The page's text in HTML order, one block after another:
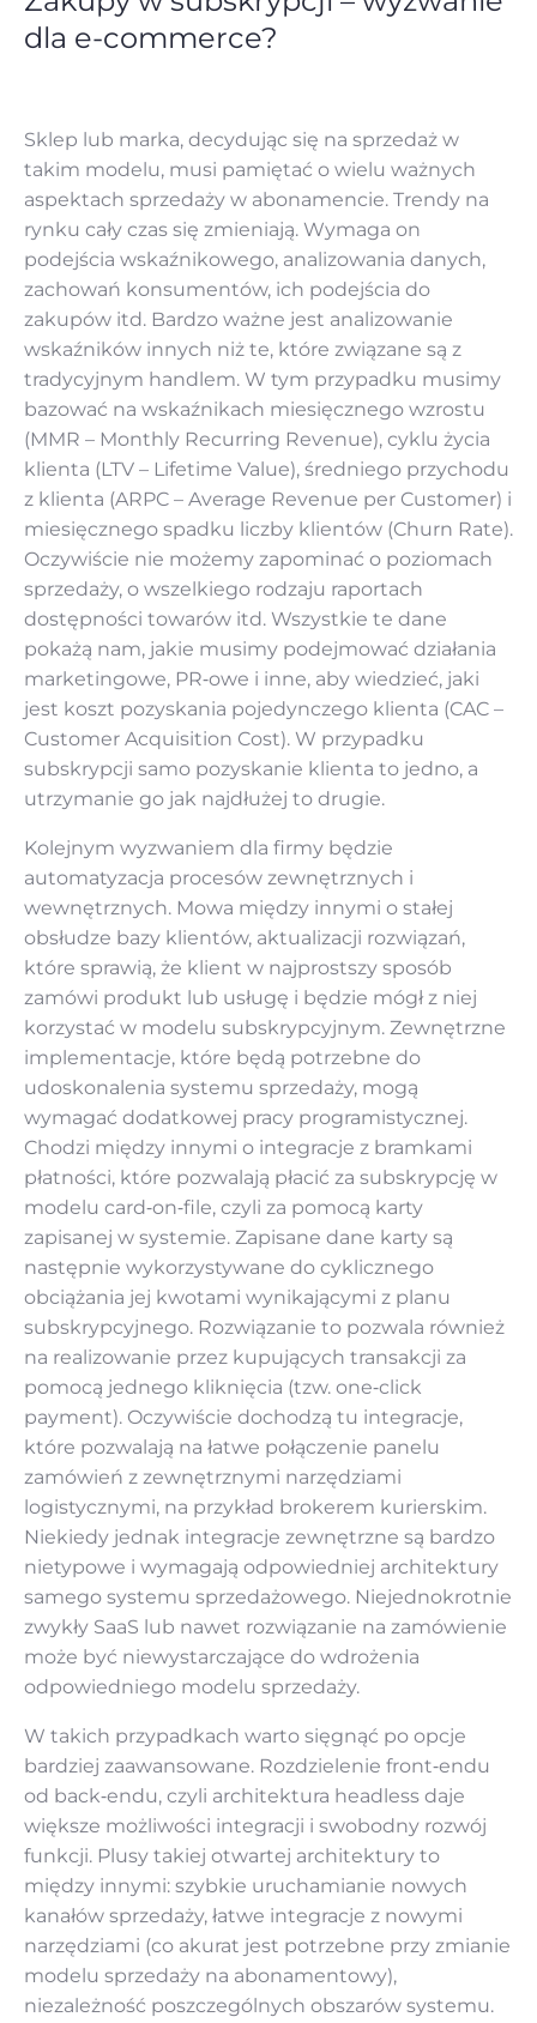
dla e-commerce?
Sklep lub marka, decydując się na sprzedaż w
takim modelu, musi pamiętać o wielu ważnych
aspektach sprzedaży w abonamencie. Trendy na
rynku cały czas się zmieniają. Wymaga on
podejścia wskaźnikowego, analizowania danych,
zachowań konsumentów, ich podejścia do
zakupów itd. Bardzo ważne jest analizowanie
wskaźników innych niż te, które związane są z
tradycyjnym handlem. W tym przypadku musimy
bazować na wskaźnikach miesięcznego wzrostu
(MMR – Monthly Recurring Revenue), cyklu życia
klienta (LTV – Lifetime Value), średniego przychodu
z klienta (ARPC – Average Revenue per Customer) i
miesięcznego spadku liczby klientów (Churn Rate).
Oczywiście nie możemy zapominać o poziomach
sprzedaży, o wszelkiego rodzaju raportach
dostępności towarów itd. Wszystkie te dane
pokażą nam, jakie musimy podejmować działania
marketingowe, PR‑owe i inne, aby wiedzieć, jaki
jest koszt pozyskania pojedynczego klienta (CAC –
Customer Acquisition Cost). W przypadku
subskrypcji samo pozyskanie klienta to jedno, a
utrzymanie go jak najdłużej to drugie.
Kolejnym wyzwaniem dla firmy będzie
automatyzacja procesów zewnętrznych i
wewnętrznych. Mowa między innymi o stałej
obsłudze bazy klientów, aktualizacji rozwiązań,
które sprawią, że klient w najprostszy sposób
zamówi produkt lub usługę i będzie mógł z niej
korzystać w modelu subskrypcyjnym. Zewnętrzne
implementacje, które będą potrzebne do
udoskonalenia systemu sprzedaży, mogą
wymagać dodatkowej pracy programistycznej.
Chodzi między innymi o integracje z bramkami
płatności, które pozwalają płacić za subskrypcję w
modelu card‑on‑file, czyli za pomocą karty
zapisanej w systemie. Zapisane dane karty są
następnie wykorzystywane do cyklicznego
obciążania jej kwotami wynikającymi z planu
subskrypcyjnego. Rozwiązanie to pozwala również
na realizowanie przez kupujących transakcji za
pomocą jednego kliknięcia (tzw. one‑click
payment). Oczywiście dochodzą tu integracje,
które pozwalają na łatwe połączenie panelu
zamówień z zewnętrznymi narzędziami
logistycznymi, na przykład brokerem kurierskim.
Niekiedy jednak integracje zewnętrzne są bardzo
nietypowe i wymagają odpowiedniej architektury
samego systemu sprzedażowego. Niejednokrotnie
zwykły SaaS lub nawet rozwiązanie na zamówienie
może być niewystarczające do wdrożenia
odpowiedniego modelu sprzedaży.
W takich przypadkach warto sięgnąć po opcje
bardziej zaawansowane. Rozdzielenie front‑endu
od back‑endu, czyli architektura headless daje
większe możliwości integracji i swobodny rozwój
funkcji. Plusy takiej otwartej architektury to
między innymi: szybkie uruchamianie nowych
kanałów sprzedaży, łatwe integracje z nowymi
narzędziami (co akurat jest potrzebne przy zmianie
modelu sprzedaży na abonamentowy),
niezależność poszczególnych obszarów systemu.